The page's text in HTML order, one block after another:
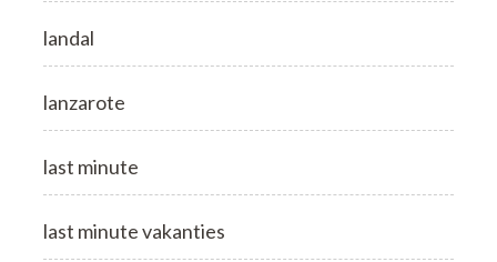
landal
lanzarote
last minute
last minute vakanties